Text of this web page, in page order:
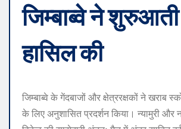
जिम्बाब्वे ने
हासिल की
जिम्बाब्वे के गेंदबाजों और क्षेत्ररक्षकों ने खराब
के लिए अनुशासित प्रदर्शन किया। न्यामुरी और